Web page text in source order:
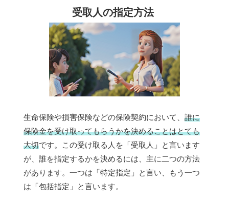
受取人の指定方法
生命保険や損害保険などの保険契約において、 誰に
保険金を受け取ってもらうかを決めることはとても
大切です。この受け取る人を「受取人」と言います
が、誰を指定するかを決めるには、主に二つの方法
があります。一つは「特定指定」と言い、もう一つ
は「包括指定」と言います。